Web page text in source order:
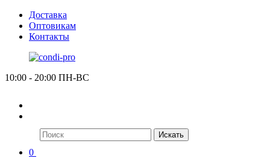
Доставка
Оптовикам
Контакты
10:00 - 20:00 ПН-ВС
Искать
0